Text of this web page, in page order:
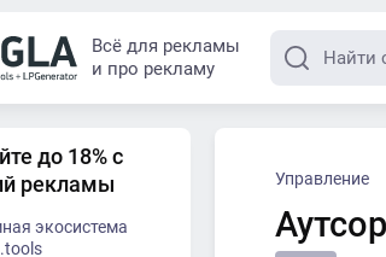
Всё для рекламы
и про рекламу
Управление
до 18% с
рекламы
экосистема